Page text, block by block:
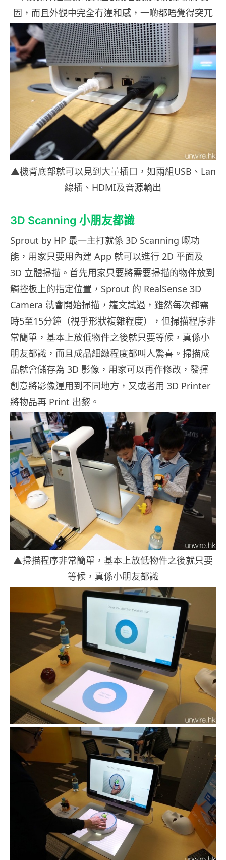
固，而且外觀中完全冇違和感，一啲都唔覺得突兀
▲機背底部就可以見到大量插口，如兩組USB、Lan
線插、HDMI及音源輸出
3D Scanning 小朋友都識
Sprout by HP 最一主打就係 3D Scanning 嘅功
能，用家只要用內建 App 就可以進行 2D 平面及
3D 立體掃描。首先用家只要將需要掃描的物件放到
觸控板上的指定位置，Sprout 的 RealSense 3D
Camera 就會開始掃描，籮文試過，雖然每次都需
時5至15分鐘（視乎形狀複雜程度），但掃描程序非
常簡單，基本上放低物件之後就只要等候，真係小
朋友都識，而且成品細緻程度都叫人驚喜。掃描成
品就會儲存為 3D 影像，用家可以再作修改，發揮
創意將影像運用到不同地方，又或者用 3D Printer
將物品再 Print 出黎。
▲掃描程序非常簡單，基本上放低物件之後就只要
等候，真係小朋友都識